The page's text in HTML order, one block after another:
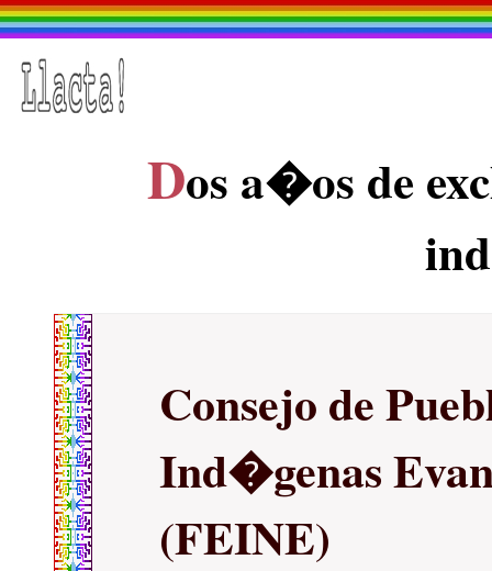
Dos a�os de
Consejo de
Ind�genas
(FEINE)